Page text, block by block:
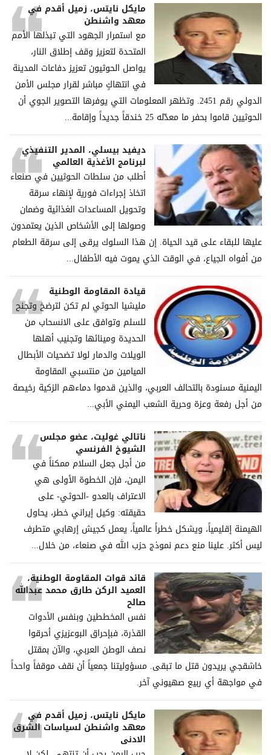
مايكل نايتس، زميل أقدم في
معهد واشنطن
مع استمرار الجهود التي تبذلها الأمم
المتحدة لتعزيز وقف إطلاق النار،
يواصل الحوثيون تعزيز دفاعات المدينة
في انتهاكٍ مباشر لقرار مجلس الأمن
الدولي رقم 2451. وتظهر المعلومات التي يوفرها التصوير الجوي أن
الحوثيين قاموا بحفر ما معدّله 25 خندقاً جديداً وإقامة...
ديفيد بيسلي، المدير التنفيذي
لبرنامج الأغذية العالمي
أطلب من سلطات الحوثيين في صنعاء
اتخاذ إجراءات فورية لإنهاء سرقة
وتحويل المساعدات الغذائية وضمان
وصولها إلى الأشخاص الذين يعتمدون
عليها للبقاء على قيد الحياة. إن هذا السلوك يرقى إلى سرقة الطعام
من أفواه الجياع، في الوقت الذي يموت فيه الأطفال...
قيادة المقاومة الوطنية
مليشيا الحوثي لم تكن لترضخ وتجنح
للسلم وتوافق على الانسحاب من
الحديدة ومينائها وتجنيب أهلها
الويلات والدمار لولا تضحيات الأبطال
الميامين من منتسبي المقاومة
اليمنية مسنودة بالتحالف العربي، والذين قدموا دماءهم الزكية رخيصة
من أجل رفعة وعزة وحرية الشعب اليمني الأبي...
ناتالي غوليت، عضو مجلس
الشيوخ الفرنسي
من أجل جعل السلام ممكناً في
اليمن، فإن الخطوة الأولى هي
الاعتراف بالعدو -الحوثي- على
حقيقته: وكيل إيراني خطر، يحاول
الهيمنة إقليمياً، ويشكل خطراً عالمياً، يعمل كجيش إرهابي متطرف
ليس أكثر. علينا منع دعم نموذج حزب الله في صنعاء، من خلال...
قائد قوات المقاومة الوطنية،
العميد الركن طارق محمد عبدالله
صالح
نفس المخططين وبنفس الأدوات
القذرة، فبإحراق البوعزيزي أحرقوا
نصف الوطن العربي، والآن بمقتل
خاشقجي يريدون قتل ما تبقى. مسؤوليتنا جمعياً أن نقف موقفاً واحداً
في مواجهة أي ربيع صهيوني آخر.
مايكل نايتس، زميل أقدم في
معهد واشنطن لسياسات الشرق
الادنى